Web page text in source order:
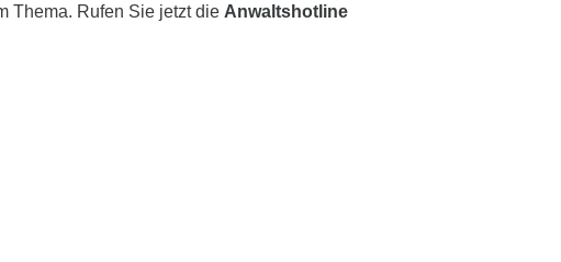
Thema. Rufen Sie jetzt die Anwaltshotline